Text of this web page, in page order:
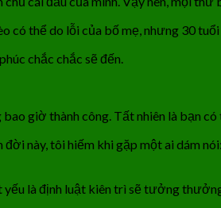
có thể do lỗi của bố mẹ, nhưng 30
chắc chắc sẽ đến.
giờ thành công. Tất nhiên là bạn
này, tôi hiếm khi gặp một ai dám
là định luật kiên trì sẽ tưởng